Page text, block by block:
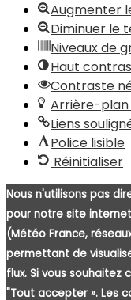
Augmenter
Diminuer le
Niveaux de
Haut
Contraste
Arrière-
Liens
Police lisible
Réinitialiser
Nous n'utilisons pas
pour notre site
(Météo France,
permettant de
flux. Si vous souhaitez
"Tout accepter ». Les